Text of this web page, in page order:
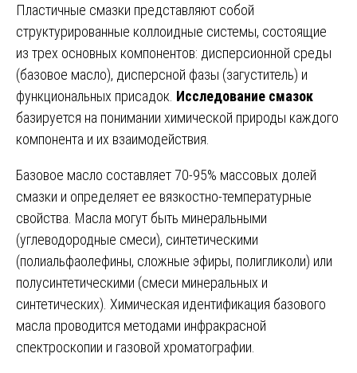
Пластичные смазки представляют собой
структурированные коллоидные системы, состоящие
из трех основных компонентов: дисперсионной среды
(базовое масло), дисперсной фазы (загуститель) и
функциональных присадок. Исследование смазок
базируется на понимании химической природы каждого
компонента и их взаимодействия.
Базовое масло составляет 70-95% массовых долей
смазки и определяет ее вязкостно-температурные
свойства. Масла могут быть минеральными
(углеводородные смеси), синтетическими
(полиальфаолефины, сложные эфиры, полигликоли) или
полусинтетическими (смеси минеральных и
синтетических). Химическая идентификация базового
масла проводится методами инфракрасной
спектроскопии и газовой хроматографии.